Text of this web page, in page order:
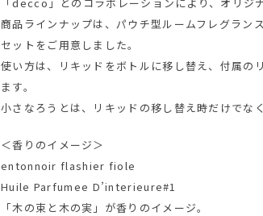
商品ラインナップは、パウチ型ルームフレグラン
セットをご用意しました。
使い方は、リキッドをボトルに移し替え、付属の
ます。
小さなろうとは、リキッドの移し替え時だけでな
＜香りのイメージ＞
entonnoir flashier fiole
Huile Parfumee D’interieure#1
「木の束と木の実」が香りのイメージ。